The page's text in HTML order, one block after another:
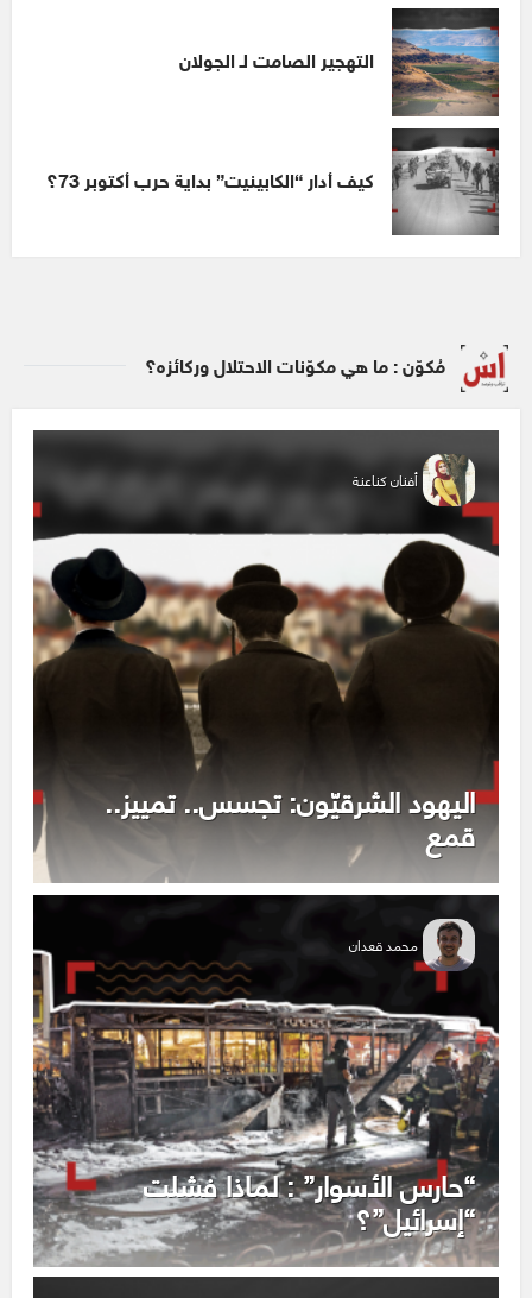
التهجير الصامت لـ الجولان
كيف أدار “الكابينيت” بداية حرب أكتوبر 73؟
مُكوّن : ما هي مكوّنات الاحتلال وركائزه؟
أفنان كناعنة
اليهود الشرقيّون: تجسس.. تمييز..
قمع
محمد قعدان
“حارس الأسوار” : لماذا فشلت
“إسرائيل”؟